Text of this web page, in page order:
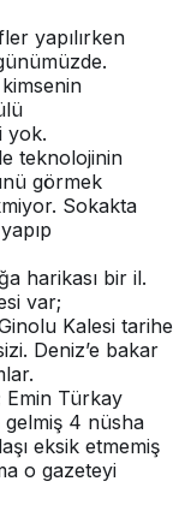
yapılırken
yok.
teknolojinin
görmek
Sokakta
harikası bir il.
var;
Kalesi tarihe
Deniz’e bakar
Emin Türkay
4 nüsha
eksik etmemiş
o gazeteyi